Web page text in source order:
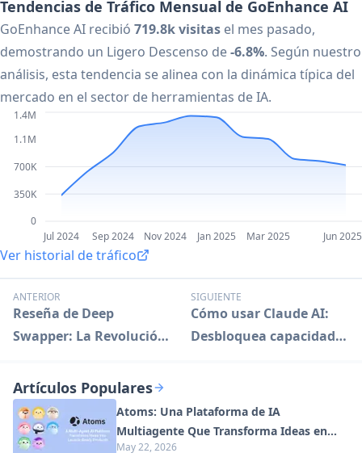
Tendencias de Tráfico Mensual de GoEnhance AI
GoEnhance AI recibió 719.8k visitas el mes pasado,
demostrando un Ligero Descenso de-6.8%. Según nuestro
análisis, esta tendencia se alinea con la dinámica típica del
mercado en el sector de herramientas de IA.
Jul 2024 Sep 2024 Nov 2024 Jan 2025 Mar 2025 Jun 2025
0
350K
700K
1.1M
1.4M
Ver historial de tráfico
ANTERIOR
Reseña de Deep
Swapper: La Revolución
Rostros con IA
SIGUIENTE
Cómo usar Claude AI:
Desbloquea capacidades
Artículos Populares
Atoms: Una Plataforma de IA
Multiagente Que Transforma Ideas en
May 22, 2026